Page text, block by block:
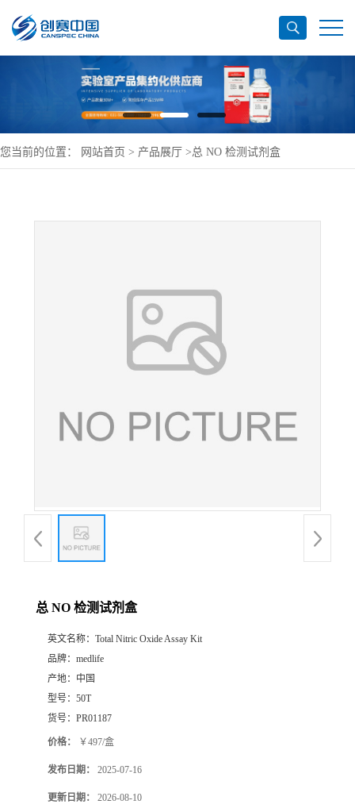
您当前的位置： 网站首页 > 产品展厅 >总 NO 检测试剂盒
总 NO 检测试剂盒
英文名称： Total Nitric Oxide Assay Kit
品牌： medlife
产地： 中国
型号： 50T
货号： PR01187
价格： ￥497/盒
发布日期： 2025-07-16
更新日期： 2026-08-10